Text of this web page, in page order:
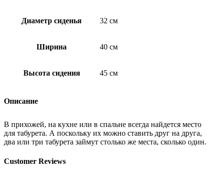
Диаметр сиденья 32 см
Ширина 40 см
Высота сидения 45 см
Описание
В прихожей, на кухне или в спальне всегда найдется место
для табурета. А поскольку их можно ставить друг на друга,
два или три табурета займут столько же места, сколько один.
Customer Reviews